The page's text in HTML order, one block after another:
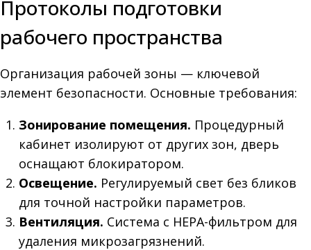
Протоколы подготовки
рабочего пространства
Организация рабочей зоны — ключевой
элемент безопасности. Основные требования:
Зонирование помещения. Процедурный
кабинет изолируют от других зон, дверь
оснащают блокиратором.
Освещение. Регулируемый свет без бликов
для точной настройки параметров.
Вентиляция. Система с HEPA-фильтром для
удаления микрозагрязнений.